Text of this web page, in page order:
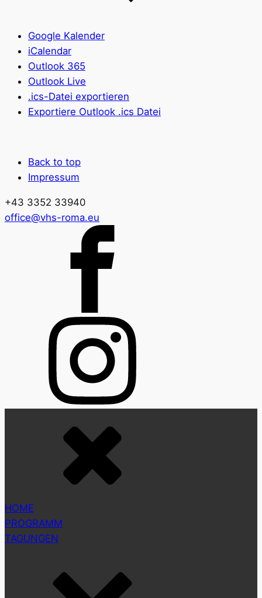
Google Kalender
iCalendar
Outlook 365
Outlook Live
.ics-Datei exportieren
Exportiere Outlook .ics Datei
Back to top
Impressum
+43 3352 33940
office@vhs-roma.eu
HOME
PROGRAMM
TAGUNGEN